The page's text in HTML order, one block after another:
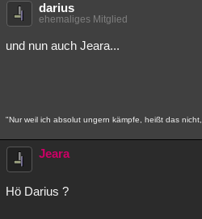
darius
ehemaliges Mitglied
und nun auch Jeara...
"Nur weil ich absolut ungern kämpfe, heißt das
Jeara
Hö Darius ?